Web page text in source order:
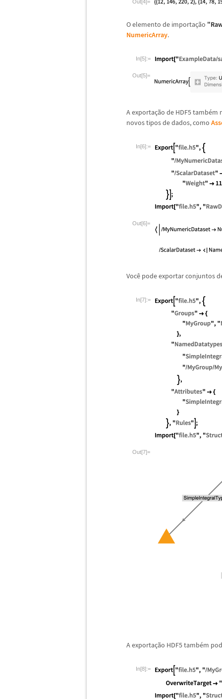
Out[4]=
O elemento de importação
NumericArray.
In[5]:=
Out[5]=
A exportação de HDF5 também
novos tipos de dados, como
In[6]:=
Out[6]=
Você pode exportar conjuntos
In[7]:=
Out[7]=
A exportação HDF5 também
In[8]:=